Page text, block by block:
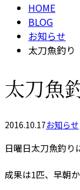
HOME
BLOG
お知らせ
太刀魚釣り
太刀魚
2016.10.17お知らせ
日曜日太刀魚釣り
成果は1匹、早朝